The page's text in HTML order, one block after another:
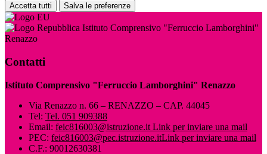
Accetta tutti Salva le preferenze
Istituto Comprensivo "Ferruccio Lamborghini"
Renazzo
Contatti
Istituto Comprensivo "Ferruccio Lamborghini" Renazzo
Via Renazzo n. 66 – RENAZZO – CAP. 44045
Tel: Tel. 051 909388
Email: feic816003@istruzione.it Link per inviare una mail
PEC: feic816003@pec.istruzione.itLink per inviare una mail
C.F.: 90012630381